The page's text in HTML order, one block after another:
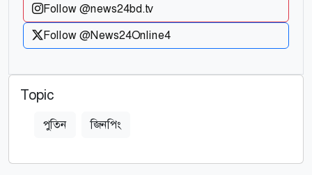
Follow @news24bd.tv
Follow @News24Online4
Topic
পুতিন জিনপিং